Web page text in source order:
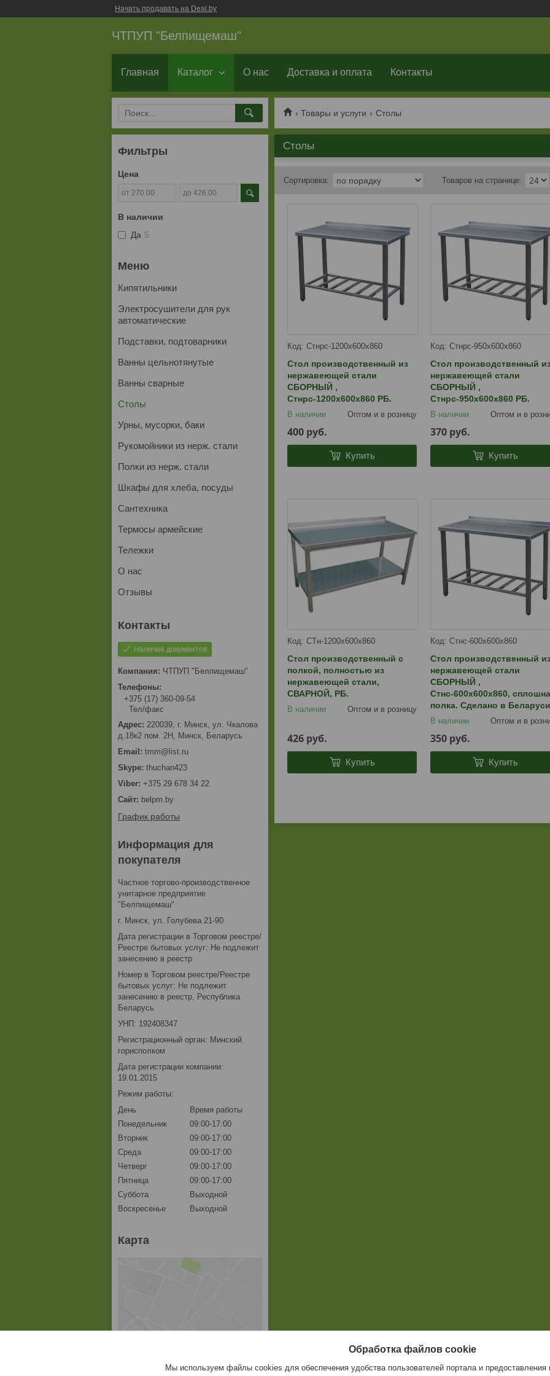
Начать продавать на Deal.by
ЧТПУП "Белпищемаш"
Главная Каталог О нас Доставка и оплата Контакты
Товары и услуги Столы
Столы
Стнрс-1200х600х860
Стол производственный из
нержавеющей стали
СБОРНЫЙ ,
Стнрс-1200х600х860 РБ.
В наличии Оптом и в розницу
400 руб.
Купить
Стнрс-950х600х860
Стол производственный
нержавеющей стали
СБОРНЫЙ ,
Стнрс-950х600х860 РБ.
В наличии Оптом и в
370 руб.
Купить
СТн-1200х600х860
Стол производственный с
полкой, полностью из
нержавеющей стали,
СВАРНОЙ, РБ.
В наличии Оптом и в розницу
426 руб.
Купить
Стнс-600х600х860
Стол производственный
нержавеющей стали
СБОРНЫЙ ,
Стнс-600х600х860,
полка. Сделано в Беларуси
В наличии Оптом и в
350 руб.
Купить
Фильтры
Цена
В наличии
Да 5
Кипятильники
Электросушители для рук
автоматические
Подставки, подтоварники
Ванны цельнотянутые
Ванны сварные
Столы
Урны, мусорки, баки
Рукомойники из нерж. стали
Полки из нерж. стали
Шкафы для хлеба, посуды
Сантехника
Термосы армейские
Тележки
О нас
Отзывы
Наличие документов
ЧТПУП "Белпищемаш"
+375 (17) 360-09-54
Тел/факс
220039, г. Минск, ул. Чкалова
д.18к2 пом. 2Н, Минск, Беларусь
tmm@list.ru
thuchan423
+375 29 678 34 22
belpm.by
График работы
Информация для
покупателя
Частное торгово-производственное
унитарное предприятие
"Белпищемаш"
г. Минск, ул. Голубева 21-90
Дата регистрации в Торговом реестре/
Реестре бытовых услуг: Не подлежит
занесению в реестр
Номер в Торговом реестре/Реестре
бытовых услуг: Не подлежит
занесению в реестр, Республика
Беларусь
УНП: 192408347
Регистрационный орган: Минский
горисполком
Дата регистрации компании:
19.01.2015
Режим работы:
День
Время работы
Понедельник
09:00-17:00
Вторник
09:00-17:00
Среда
09:00-17:00
Четверг
09:00-17:00
Пятница
09:00-17:00
Суббота
Выходной
Воскресенье
Выходной
Карта
Обработка файлов cookie
Мы используем файлы cookies для обеспечения удобства пользователей портала и предоставления